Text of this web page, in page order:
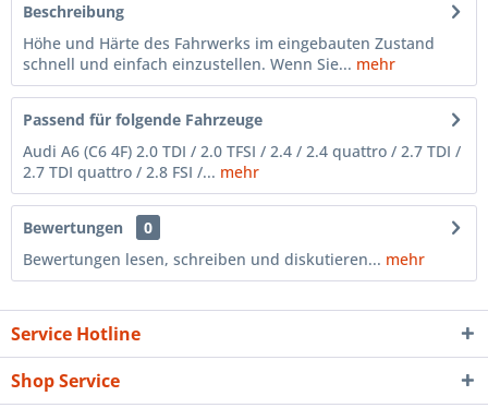
Beschreibung
Höhe und Härte des Fahrwerks im eingebauten Zustand
schnell und einfach einzustellen. Wenn Sie... mehr
Passend für folgende Fahrzeuge
Audi A6 (C6 4F) 2.0 TDI / 2.0 TFSI / 2.4 / 2.4 quattro / 2.7 TDI /
2.7 TDI quattro / 2.8 FSI /... mehr
Bewertungen
0
Bewertungen lesen, schreiben und diskutieren... mehr
Service Hotline
Shop Service